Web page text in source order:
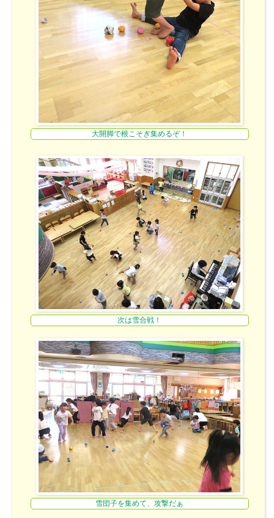
大開脚で根こそぎ集めるぞ！
次は雪合戦！
雪団子を集めて、攻撃だぁ